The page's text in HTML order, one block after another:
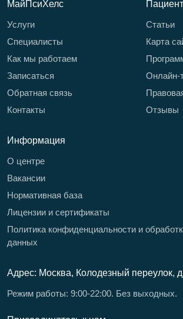
МайПсиХелс
Услуги
Специалисты
Как мы работаем
Записаться
Обратная связь
Контакты
Статьи
Карта
Онлайн-
Отзывы
Информация
О центре
Вакансии
Нормативная база
Лицензии и сертификаты
Политика конфиденциальности и
данных
Адрес: Москва, Колодезный переулок,
Режим работы: 9:00-22:00. Без выходных.